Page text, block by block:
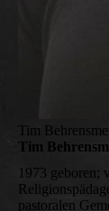
Tim
Tim
1973 geboren;
pastoralen